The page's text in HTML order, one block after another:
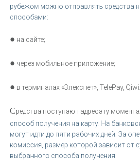
рубежом можно отправлять средства
способами:
● на сайте;
● через мобильное приложение;
● в терминалах «Элекснет», TelePay, Qiwi.
Средства поступают адресату
способ получения на карту. На
могут идти до пяти рабочих дней. За
комиссия, размер которой зависит от
выбранного способа получения.